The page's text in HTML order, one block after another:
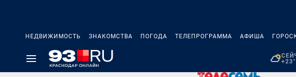
НЕДВИЖИМОСТЬ ЗНАКОМСТВА ПОГОДА ТЕЛЕПРОГРАММА АФИША